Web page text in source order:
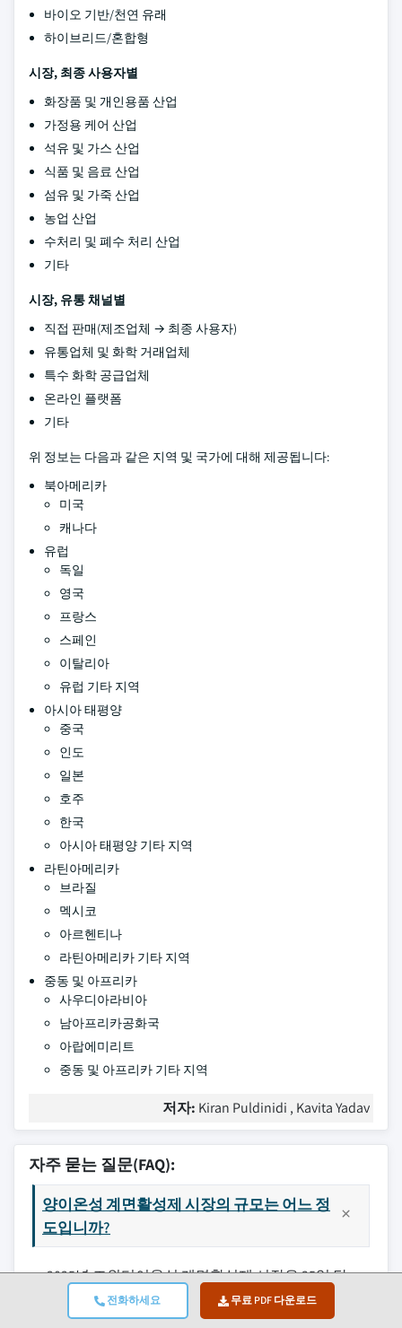
전화하세요 무료 PDF 다운로드
바이오 기반/천연 유래
하이브리드/혼합형
시장, 최종 사용자별
화장품 및 개인용품 산업
가정용 케어 산업
석유 및 가스 산업
식품 및 음료 산업
섬유 및 가죽 산업
농업 산업
수처리 및 폐수 처리 산업
기타
시장, 유통 채널별
직접 판매(제조업체 → 최종 사용자)
유통업체 및 화학 거래업체
특수 화학 공급업체
온라인 플랫폼
기타
위 정보는 다음과 같은 지역 및 국가에 대해 제공됩니다:
북아메리카
미국
캐나다
유럽
독일
영국
프랑스
스페인
이탈리아
유럽 기타 지역
아시아 태평양
중국
인도
일본
호주
한국
아시아 태평양 기타 지역
라틴아메리카
브라질
멕시코
아르헨티나
라틴아메리카 기타 지역
중동 및 아프리카
사우디아라비아
남아프리카공화국
아랍에미리트
중동 및 아프리카 기타 지역
저자: Kiran Puldinidi , Kavita Yadav
자주 묻는 질문(FAQ):
양이온성 계면활성제 시장의 규모는 어느 정
도입니까?
2025년 즈위터이온성 계면활성제 시장은 35억 달
러로 추정되며, 2026년에는 37억 달러에 달할 것으
로 전망됩니다.